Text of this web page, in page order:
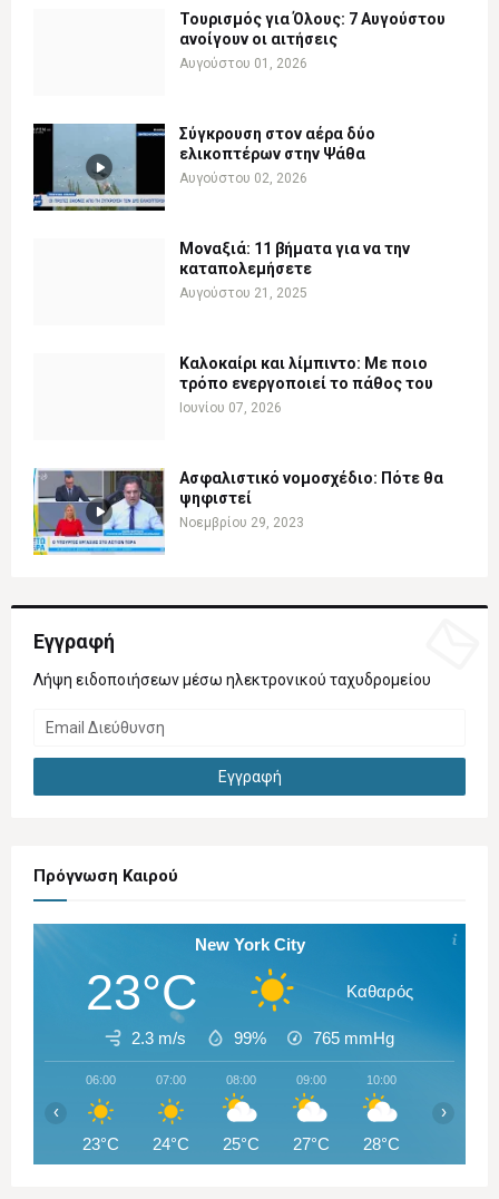
Τουρισμός για Όλους: 7 Αυγούστου
ανοίγουν οι αιτήσεις
Αυγούστου 01, 2026
Σύγκρουση στον αέρα δύο
ελικοπτέρων στην Ψάθα
Αυγούστου 02, 2026
Μοναξιά: 11 βήματα για να την
καταπολεμήσετε
Αυγούστου 21, 2025
Καλοκαίρι και λίμπιντο: Με ποιο
τρόπο ενεργοποιεί το πάθος του
Ιουνίου 07, 2026
Ασφαλιστικό νομοσχέδιο: Πότε θα
ψηφιστεί
Νοεμβρίου 29, 2023
Εγγραφή
Λήψη ειδοποιήσεων μέσω ηλεκτρονικού ταχυδρομείου
Πρόγνωση Καιρού
New York City
23°C Καθαρός
2.3 m/s 99% 765 mmHg
06:00
23°C
07:00
24°C
08:00
25°C
09:00
27°C
10:00
28°C
‹ ›